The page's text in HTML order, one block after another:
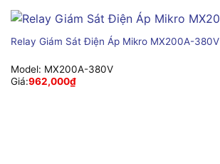
Relay Giám Sát Điện Áp Mikro MX200A-380V
Model: MX200A-380V
Giá:962,000₫